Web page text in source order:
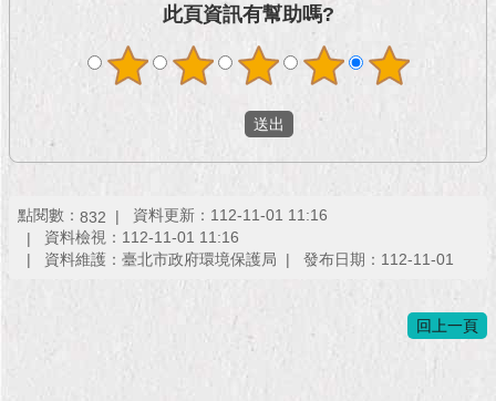
此頁資訊有幫助嗎?
點閱數： 832
資料更新：112-11-01 11:16
資料檢視：112-11-01 11:16
資料維護：臺北市政府環境保護局
發布日期：112-11-01
回上一頁